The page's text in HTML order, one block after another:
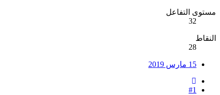
مستوى التفاعل
32
النقاط
28
15 مارس 2019
#1